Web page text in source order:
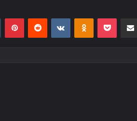
Tumblr PinterestReddit VKontakteOdnoklassniki
Pocket